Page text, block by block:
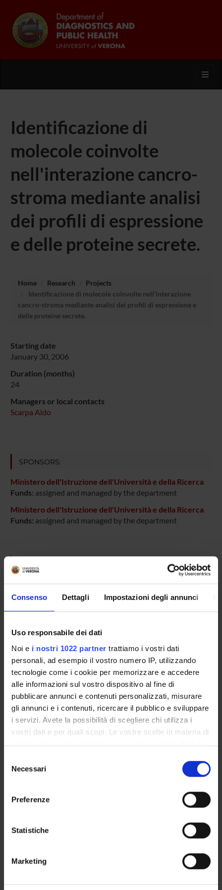
Consenso Dettagli Impostazioni degli annunci
Uso responsabile dei dati
Noi e i nostri 1022 partner trattiamo i vostri dati
personali, ad esempio il vostro numero IP, utilizzando
tecnologie come i cookie per memorizzare e accedere
alle informazioni sul vostro dispositivo al fine di
pubblicare annunci e contenuti personalizzati, misurare
gli annunci e i contenuti, ricercare il pubblico e sviluppare
i servizi. Avete la possibilità di scegliere chi utilizza i
vostri dati e per quali scopi. Le vostre scelte in materia di
privacy sono applicabili solo su questa proprietà digitale
modificare o revocare il proprio consenso in qualsiasi
momento dalla Dichiarazione sui cookie o facendo clic
raccogliere informazioni sulla tua posizione
geografica, con un'approssimazione di qualche
Identificare il tuo dispositivo, scansionandolo
delNecessari
Preferenze
Statistiche
Marketing
Identificazione di
molecole coinvolte
nell'interazione cancro-
stroma mediante analisi
dei profili di espressione
e delle proteine secrete.
Home Research
Projects
Identificazione di molecole coinvolte nell'interazione
cancro-stroma mediante analisi dei profili di espressione e
delle proteine secrete.
Starting date
January 30, 2006
Duration (months)
24
Managers or local contacts
Scarpa Aldo
SPONSORS:
Ministero dell'Istruzione dell'Università e della Ricerca
Funds: assigned and managed by the department
Ministero dell'Istruzione dell'Università e della Ricerca
Funds: assigned and managed by the department
Aldo Mombello
Maria Scardoni
Technical-administrative staff
Aldo Scarpa
Full Professor
Claudio Sorio
Associate Professor
Giuseppe Zamboni
SECTIONS
Pathological Anatomy Section
ACTIVITIES
SECTIONS